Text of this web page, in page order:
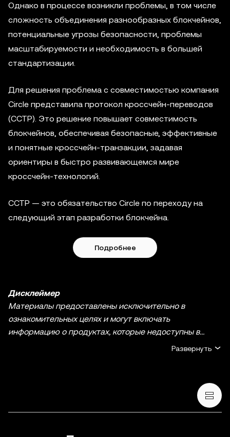
Однако в процессе возникли проблемы, в том числе
сложность объединения разнообразных блокчейнов,
потенциальные угрозы безопасности, проблемы
масштабируемости и необходимость в большей
стандартизации.
Для решения проблема с совместимостью компания
Circle представила протокол кроссчейн-переводов
(CCTP). Это решение повышает совместимость
блокчейнов, обеспечивая безопасные, эффективные
и понятные кроссчейн-транзакции, задавая
ориентиры в быстро развивающемся мире
кроссчейн-технологий.
CCTP — это обязательство Circle по переходу на
следующий этап разработки блокчейна.
Подробнее
Дисклеймер
Материалы предоставлены исключительно в
ознакомительных целях и могут включать
информацию о продуктах, которые недоступны в
вашем регионе. Они не являются инвестиционным
налоговой сфере. Криптовалюты / цифровые активы, в
степенью риска и их курсы могут сильно колебаться.
Развернуть